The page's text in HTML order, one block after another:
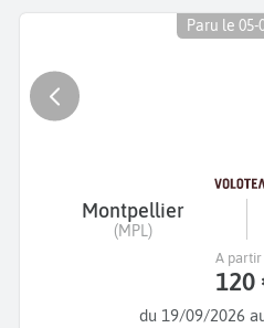
Paru le 05-
Montpellier
(MPL)
du 19/09/2026
A partir
120